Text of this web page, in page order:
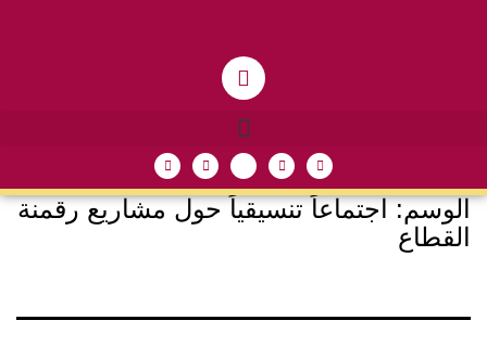
الوسم:اجتماعاً تنسيقياً حول مشاريع رقمنة
القطاع